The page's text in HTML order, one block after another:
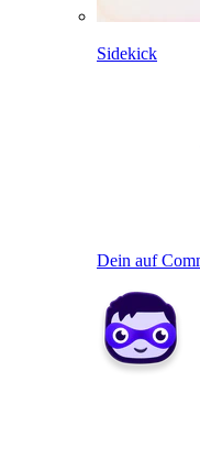
Sidekick
Dein auf